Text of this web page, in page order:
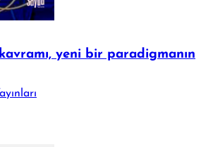
yeni bir paradigmanın